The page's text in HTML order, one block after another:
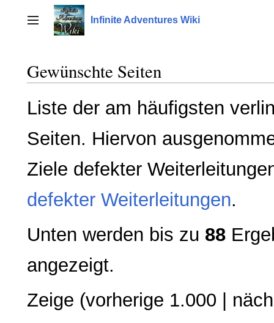
Inhalt
springen
Seitenleiste umschalten
Infinite Adventures Wiki
Gewünschte Seiten
Liste der am häufigsten
Seiten. Hiervon
Ziele defekter
defekter Weiterleitungen.
Unten werden bis zu 88
angezeigt.
Zeige (vorherige 1.000